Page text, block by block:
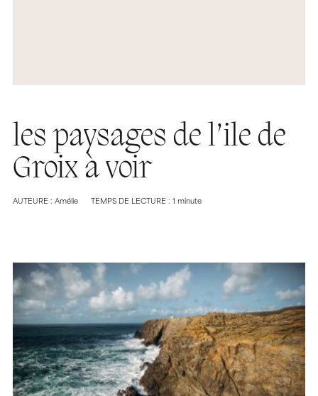
les paysages de l’ile de
Groix à voir
AUTEURE : Amélie TEMPS DE LECTURE : 1 minute